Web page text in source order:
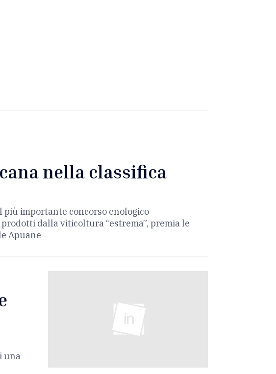
nella classifica
più importante concorso enologico
dalla viticoltura “estrema”, premia le
Apuane
una